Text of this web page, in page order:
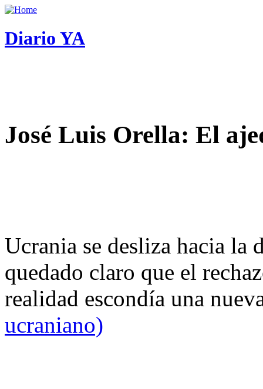
Diario YA
José Luis Orella: El
Ucrania se desliza hacia
quedado claro que el
realidad escondía una
ucraniano)